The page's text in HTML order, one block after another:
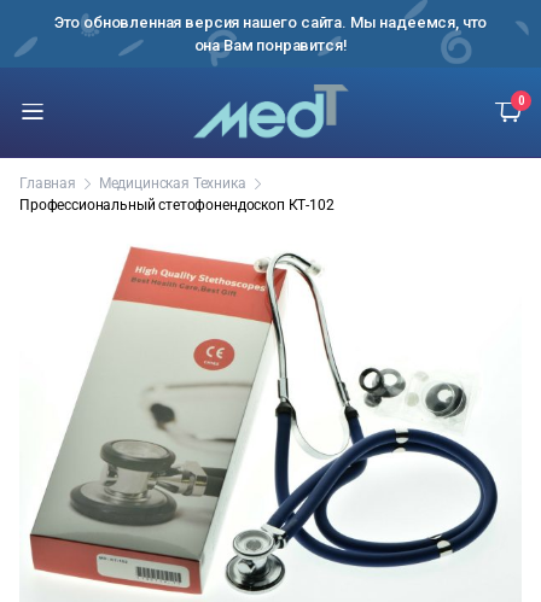
Это обновленная версия нашего сайта. Мы надеемся, что
она Вам понравится!
0
Главная
Медицинская Техника
Профессиональный стетофонендоскоп КТ-102